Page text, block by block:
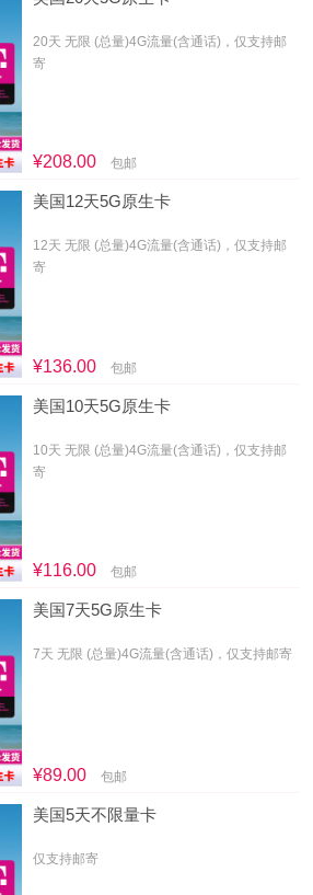
20天 无限 (总量)4G流量(含通话)，仅支持邮
寄
¥208.00 包邮
美国12天5G原生卡
12天 无限 (总量)4G流量(含通话)，仅支持邮
寄
¥136.00 包邮
美国10天5G原生卡
10天 无限 (总量)4G流量(含通话)，仅支持邮
寄
¥116.00 包邮
美国7天5G原生卡
7天 无限 (总量)4G流量(含通话)，仅支持邮寄
¥89.00 包邮
美国5天不限量卡
仅支持邮寄